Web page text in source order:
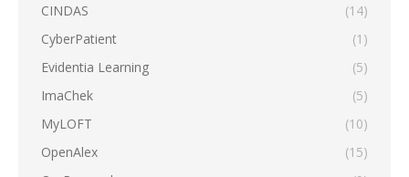
CINDAS
(14)
CyberPatient
(1)
Evidentia Learning
(5)
ImaChek
(5)
MyLOFT
(10)
OpenAlex
(15)